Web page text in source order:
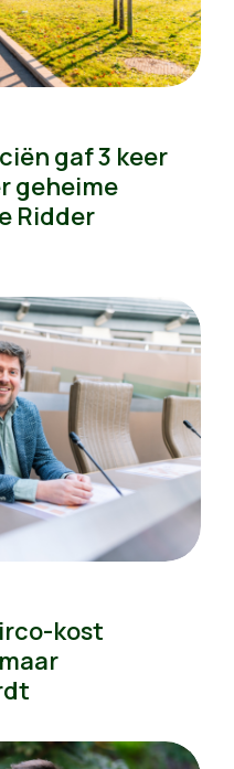
gaf 3 keer
geheime
Ridder
kost